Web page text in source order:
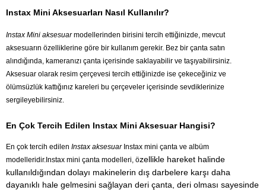
Instax Mini Aksesuarları Nasıl Kullanılır?
Instax Mini aksesuarmodellerinden birisini tercih ettiğinizde, mevcut
aksesuarın özelliklerine göre bir kullanım gerekir. Bez bir çanta satın
alındığında, kameranızı çanta içerisinde saklayabilir ve taşıyabilirsiniz.
Aksesuar olarak resim çerçevesi tercih ettiğinizde ise çekeceğiniz ve
ölümsüzlük kattığınız kareleri bu çerçeveler içerisinde sevdiklerinize
sergileyebilirsiniz.
En Çok Tercih Edilen Instax Mini Aksesuar Hangisi?
En çok tercih edilen Instax aksesuar Instax mini çanta ve albüm
modelleridir.Instax mini çanta modelleri, özellikle hareket halinde
kullanıldığından dolayı makinelerin dış darbelere karşı daha
dayanıklı hale gelmesini sağlayan deri çanta, deri olması sayesinde